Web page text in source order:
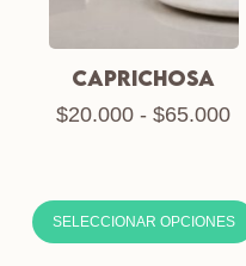
CAPRICHOSA
$20.000 - $65.000
SELECCIONAR OPCIONES